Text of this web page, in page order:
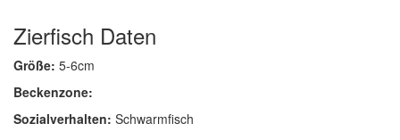
Zierfisch Daten
Größe: 5-6cm
Beckenzone:
Sozialverhalten: Schwarmfisch